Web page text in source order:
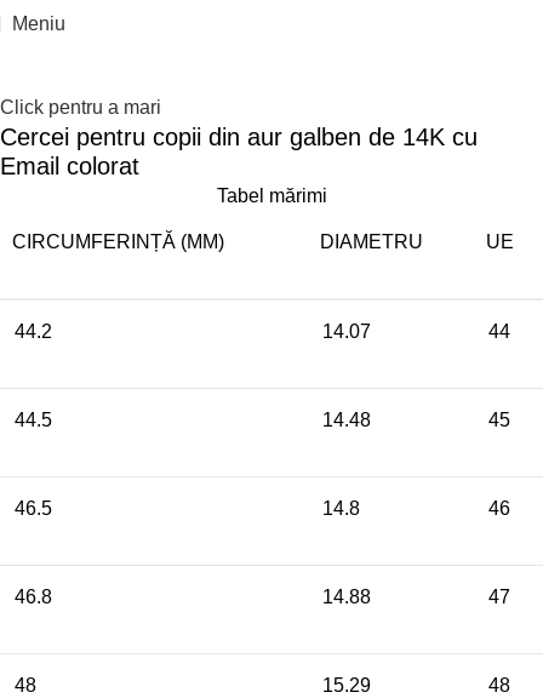
Meniu
Reducere 10%
Click pentru a mari
Cercei pentru copii din aur galben de 14K cu
Email colorat
Tabel mărimi
CIRCUMFERINȚĂ (MM) DIAMETRU UE
44.2 14.07 44
44.5 14.48 45
46.5 14.8 46
46.8 14.88 47
48 15.29 48